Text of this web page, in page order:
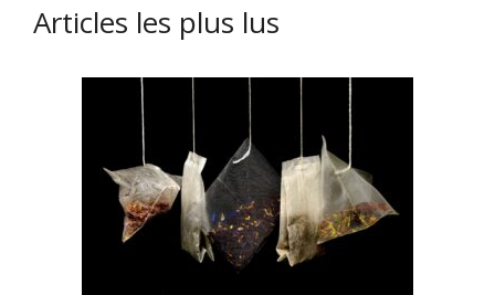
Articles les plus lus